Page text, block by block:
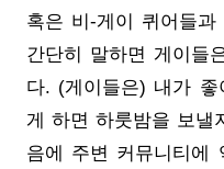
혹은 비-게이 퀴어들
간단히 말하면 게이들
다. (게이들은) 내가 좋
게 하면 하룻밤을 보낼
음에 주변 커뮤니티에